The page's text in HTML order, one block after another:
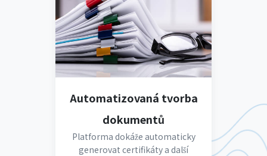
Automatizovaná tvorba
dokumentů
Platforma dokáže automaticky
generovat certifikáty a další